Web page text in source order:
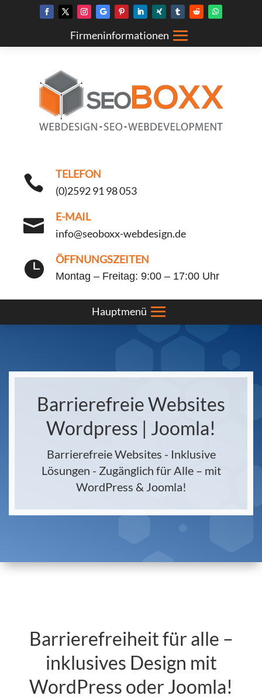

TELEFON
(0)2592 91 98 053

E-MAIL
info@seoboxx-webdesign.de
 ÖFFNUNGSZEITEN
Montag – Freitag: 9:00 – 17:00 Uhr
Barrierefreie Websites
Wordpress | Joomla!
Barrierefreie Websites - Inklusive
Lösungen - Zugänglich für Alle – mit
WordPress & Joomla!
Barrierefreiheit für alle –
inklusives Design mit
WordPress oder Joomla!